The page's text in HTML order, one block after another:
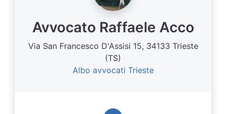
Avvocato Raffaele Acco
Via San Francesco D'Assisi 15, 34133 Trieste
(TS)
Albo avvocati Trieste